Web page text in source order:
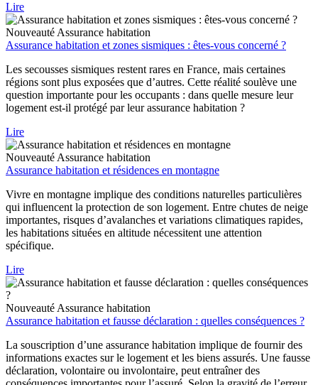
Lire
Nouveauté Assurance habitation
Assurance habitation et zones sismiques : êtes-vous concerné ?
Les secousses sismiques restent rares en France, mais certaines
régions sont plus exposées que d’autres. Cette réalité soulève une
question importante pour les occupants : dans quelle mesure leur
logement est-il protégé par leur assurance habitation ?
Lire
Nouveauté Assurance habitation
Assurance habitation et résidences en montagne
Vivre en montagne implique des conditions naturelles particulières
qui influencent la protection de son logement. Entre chutes de neige
importantes, risques d’avalanches et variations climatiques rapides,
les habitations situées en altitude nécessitent une attention
spécifique.
Lire
Nouveauté Assurance habitation
Assurance habitation et fausse déclaration : quelles conséquences ?
La souscription d’une assurance habitation implique de fournir des
informations exactes sur le logement et les biens assurés. Une fausse
déclaration, volontaire ou involontaire, peut entraîner des